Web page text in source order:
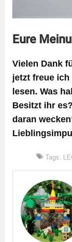
Eure
Vielen Dank
jetzt freue ich
lesen. Was
Besitzt ihr
daran
Tags: